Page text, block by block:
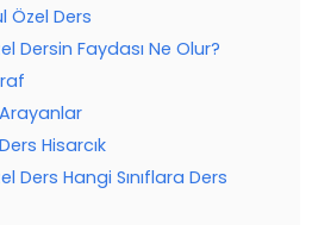
Özel Ders
Dersin Faydası Ne Olur?
Hisarcık
Ders Hangi Sınıflara Ders